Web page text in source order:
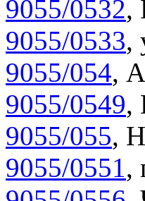
9055/0532,
9055/0533,
9055/054,
9055/0549,
9055/055,
9055/0551,